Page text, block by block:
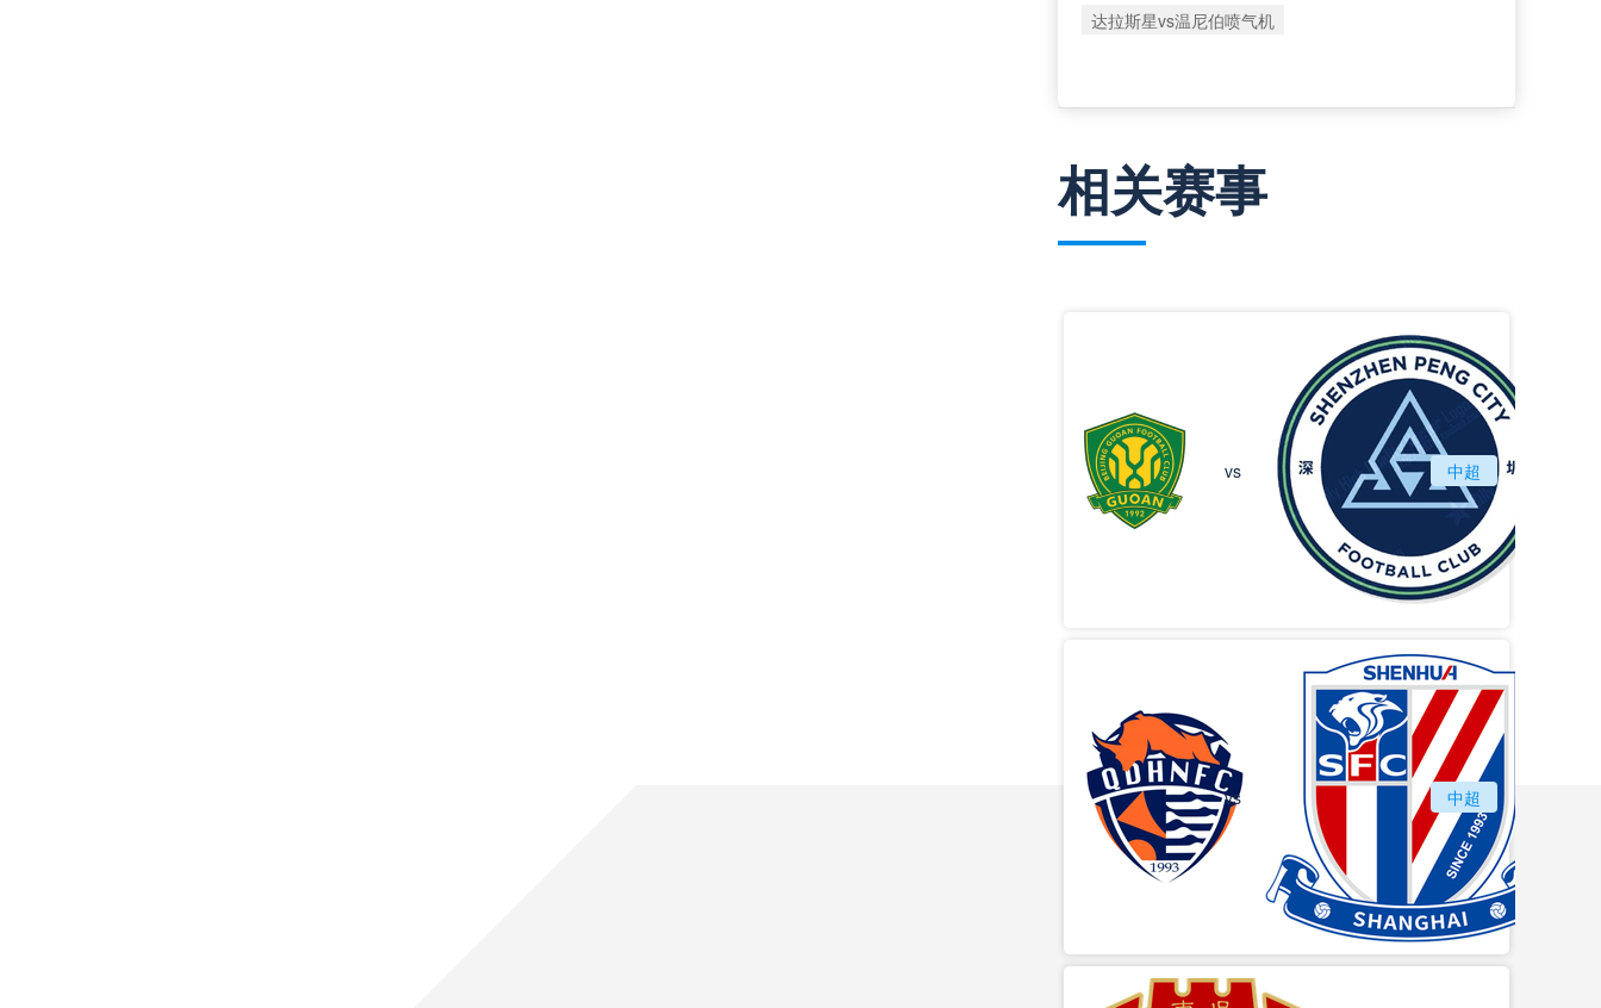
达拉斯星vs温尼伯喷气机
相关赛事
北京国安
vs 中超
青岛海牛
vs 中超